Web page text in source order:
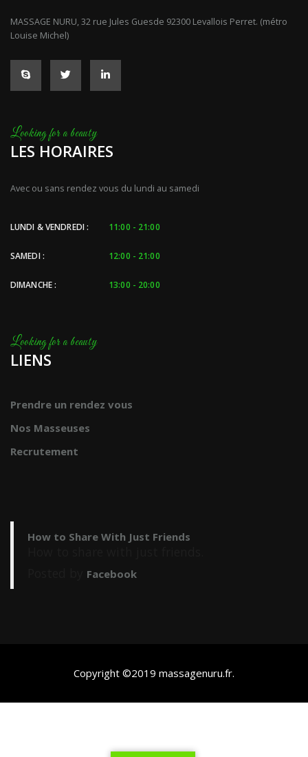
MASSAGE NURU, 32 rue Jules Guesde 92300 Levallois Perret. (métro
Louise Michel)
LES HORAIRES
Avec ou sans rendez vous du lundi au samedi
LUNDI & VENDREDI : 11:00 - 21:00
SAMEDI : 12:00 - 21:00
DIMANCHE : 13:00 - 20:00
LIENS
Prendre un rendez vous
Nos Masseuses
Recrutement
How to Share With Just Friends
Facebook
Copyright ©2019 massagenuru.fr.